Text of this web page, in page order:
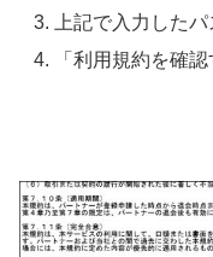
上記で入力した
「利用規約を確